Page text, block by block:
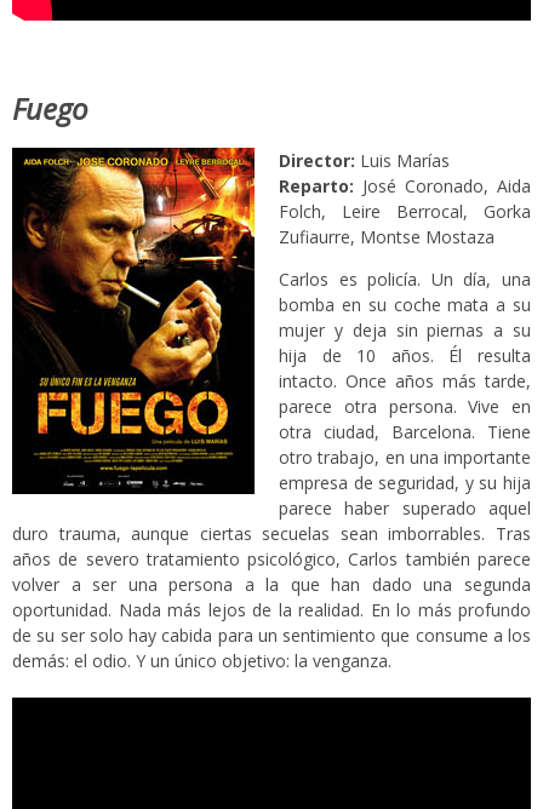
Fuego
Director: Luis Marías
Reparto: José Coronado, Aida
Folch, Leire Berrocal, Gorka
Zufiaurre, Montse Mostaza
Carlos es policía. Un día, una
bomba en su coche mata a su
mujer y deja sin piernas a su
hija de 10 años. Él resulta
intacto. Once años más tarde,
parece otra persona. Vive en
otra ciudad, Barcelona. Tiene
otro trabajo, en una importante
empresa de seguridad, y su hija
parece haber superado aquel
duro trauma, aunque ciertas secuelas sean imborrables. Tras
años de severo tratamiento psicológico, Carlos también parece
volver a ser una persona a la que han dado una segunda
oportunidad. Nada más lejos de la realidad. En lo más profundo
de su ser solo hay cabida para un sentimiento que consume a los
demás: el odio. Y un único objetivo: la venganza.